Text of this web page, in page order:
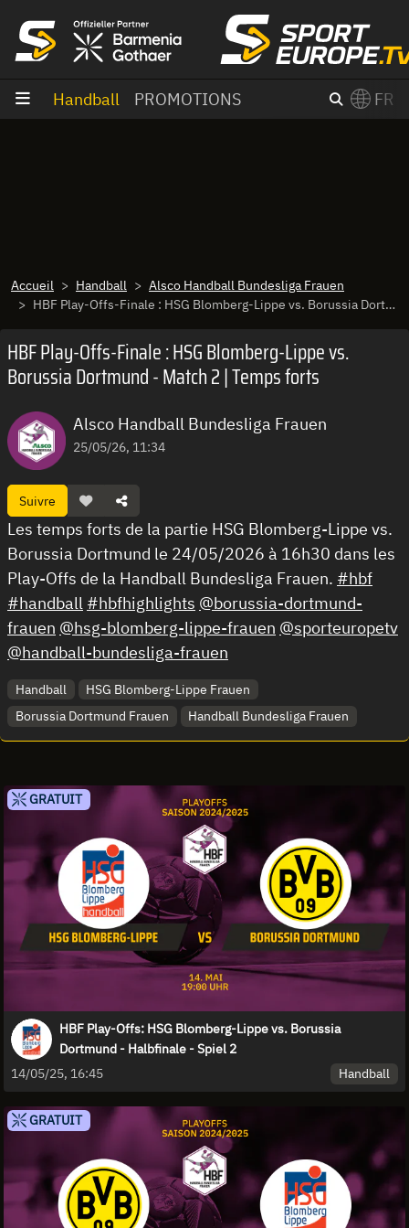
Handball PROMOTIONS FR
Accueil Handball
Alsco Handball Bundesliga Frauen
HBF Play-Offs-Finale : HSG Blomberg-Lippe vs. Borussia Dortmund - Match 2 | Temps forts
HBF Play-Offs-Finale : HSG Blomberg-Lippe vs.
Borussia Dortmund - Match 2 | Temps forts
Alsco Handball Bundesliga Frauen
25/05/26, 11:34
Suivre
Les temps forts de la partie HSG Blomberg-Lippe vs.
Borussia Dortmund le 24/05/2026 à 16h30 dans les
Play-Offs de la Handball Bundesliga Frauen. #hbf
#handball #hbfhighlights @borussia-dortmund-
frauen @hsg-blomberg-lippe-frauen @sporteuropetv
@handball-bundesliga-frauen
Handball
HSG Blomberg-Lippe Frauen
Borussia Dortmund Frauen
Handball Bundesliga Frauen
GRATUIT
HBF Play-Offs: HSG Blomberg-Lippe vs. Borussia
Dortmund - Halbfinale - Spiel 2
14/05/25, 16:45
Handball
GRATUIT